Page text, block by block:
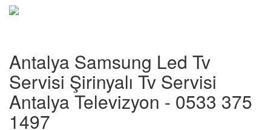
Antalya Samsung Led Tv
Servisi Şirinyalı Tv Servisi
Antalya Televizyon - 0533 375
1497